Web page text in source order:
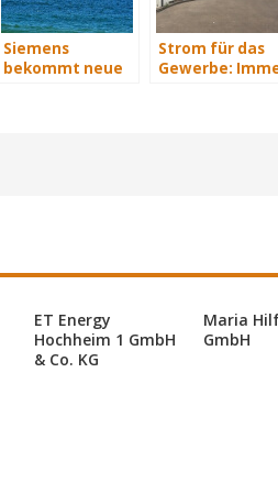
Siemens
bekommt neue
Strom für das
Gewerbe:
ET Energy
Hochheim 1 GmbH
& Co. KG
Maria
GmbH